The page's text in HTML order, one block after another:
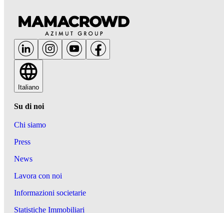
Italiano
Su di noi
Chi siamo
Press
News
Lavora con noi
Informazioni societarie
Statistiche Immobiliari